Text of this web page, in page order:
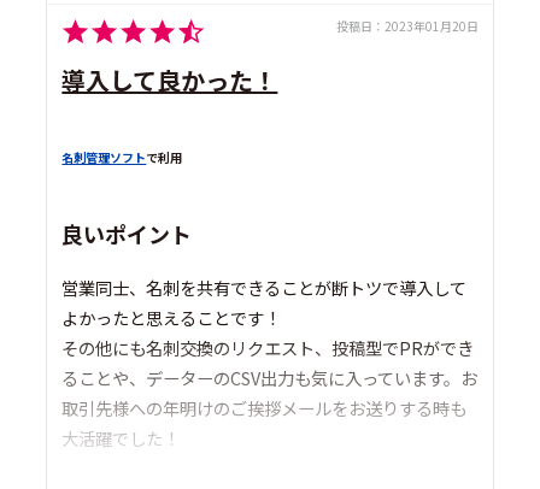
投稿日： 2023年01月20日
導入して良かった！
名刺管理ソフトで利用
良いポイント
営業同士、名刺を共有できることが断トツで導入して
よかったと思えることです！
その他にも名刺交換のリクエスト、投稿型でPRができ
ることや、データーのCSV出力も気に入っています。お
取引先様への年明けのご挨拶メールをお送りする時も
大活躍でした！